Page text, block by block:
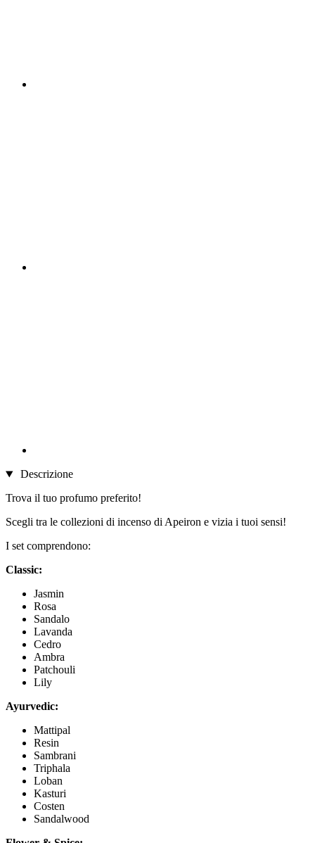
Descrizione
Trova il tuo profumo preferito!
Scegli tra le collezioni di incenso di Apeiron e vizia i tuoi sensi!
I set comprendono:
Classic:
Jasmin
Rosa
Sandalo
Lavanda
Cedro
Ambra
Patchouli
Lily
Ayurvedic:
Mattipal
Resin
Sambrani
Triphala
Loban
Kasturi
Costen
Sandalwood